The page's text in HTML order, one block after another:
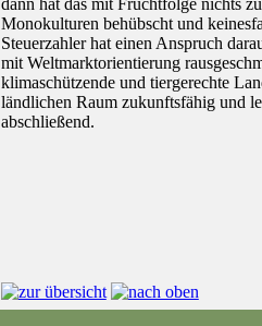
Monokulturen behübscht und
Steuerzahler hat einen Anspruch
mit Weltmarktorientierung
klimaschützende und tiergerechte
ländlichen Raum zukunftsfähig und
abschließend.